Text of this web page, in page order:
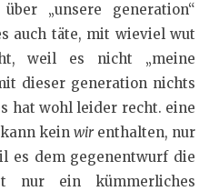
„unsere generation“
auch täte, mit wieviel wut
weil es nicht „meine
dieser generation nichts
hat wohl leider recht. eine
kein wirenthalten, nur
es dem gegenentwurf die
nur ein kümmerliches